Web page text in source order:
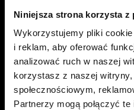
Niniejsza strona korzysta z
Wykorzystujemy pliki
i reklam, aby oferować
analizować ruch w naszej
korzystasz z naszej
społecznościowym,
Partnerzy mogą połączyć
ul. Słowiańska 13
59-900 Zgorzelec
NIP6152046672
+48 75 76 40 300
paliwa@ctenergy.pl